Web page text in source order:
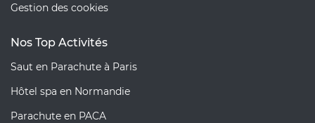
Gestion des cookies
Nos Top Activités
Saut en Parachute à Paris
Hôtel spa en Normandie
Parachute en PACA